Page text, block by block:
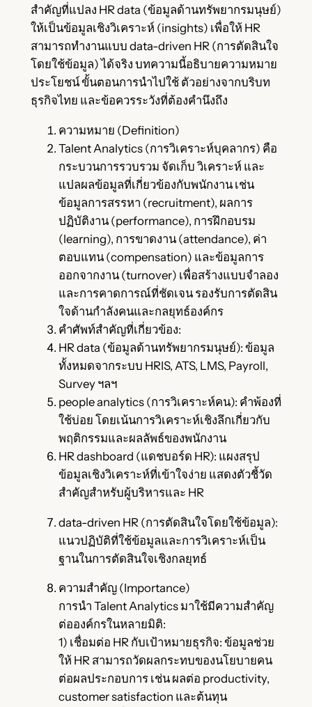
สำคัญที่แปลง HR data (ข้อมูลด้านทรัพยากรมนุษย์)
ให้เป็นข้อมูลเชิงวิเคราะห์ (insights) เพื่อให้ HR
สามารถทำงานแบบ data-driven HR (การตัดสินใจ
โดยใช้ข้อมูล) ได้จริง บทความนี้อธิบายความหมาย
ประโยชน์ ขั้นตอนการนำไปใช้ ตัวอย่างจากบริบท
ธุรกิจไทย และข้อควรระวังที่ต้องคำนึงถึง
ความหมาย (Definition)
Talent Analytics (การวิเคราะห์บุคลากร) คือ
กระบวนการรวบรวม จัดเก็บ วิเคราะห์ และ
แปลผลข้อมูลที่เกี่ยวข้องกับพนักงาน เช่น
ข้อมูลการสรรหา (recruitment), ผลการ
ปฏิบัติงาน (performance), การฝึกอบรม
(learning), การขาดงาน (attendance), ค่า
ตอบแทน (compensation) และข้อมูลการ
ออกจากงาน (turnover) เพื่อสร้างแบบจำลอง
และการคาดการณ์ที่ชัดเจน รองรับการตัดสิน
ใจด้านกำลังคนและกลยุทธ์องค์กร
คำศัพท์สำคัญที่เกี่ยวข้อง:
HR data (ข้อมูลด้านทรัพยากรมนุษย์): ข้อมูล
ทั้งหมดจากระบบ HRIS, ATS, LMS, Payroll,
Survey ฯลฯ
people analytics (การวิเคราะห์คน): คำพ้องที่
ใช้บ่อย โดยเน้นการวิเคราะห์เชิงลึกเกี่ยวกับ
พฤติกรรมและผลลัพธ์ของพนักงาน
HR dashboard (แดชบอร์ด HR): แผงสรุป
ข้อมูลเชิงวิเคราะห์ที่เข้าใจง่าย แสดงตัวชี้วัด
สำคัญสำหรับผู้บริหารและ HR
data-driven HR (การตัดสินใจโดยใช้ข้อมูล):
แนวปฏิบัติที่ใช้ข้อมูลและการวิเคราะห์เป็น
ฐานในการตัดสินใจเชิงกลยุทธ์
ความสำคัญ (Importance)
การนำ Talent Analytics มาใช้มีความสำคัญ
ต่อองค์กรในหลายมิติ:
1) เชื่อมต่อ HR กับเป้าหมายธุรกิจ: ข้อมูลช่วย
ให้ HR สามารถวัดผลกระทบของนโยบายคน
ต่อผลประกอบการ เช่น ผลต่อ productivity,
customer satisfaction และต้นทุน